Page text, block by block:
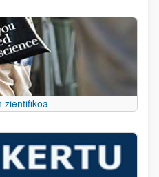
zientifikoa